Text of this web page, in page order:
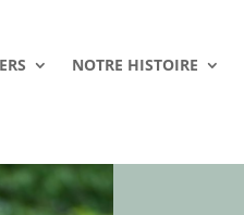
NOTRE HISTOIRE